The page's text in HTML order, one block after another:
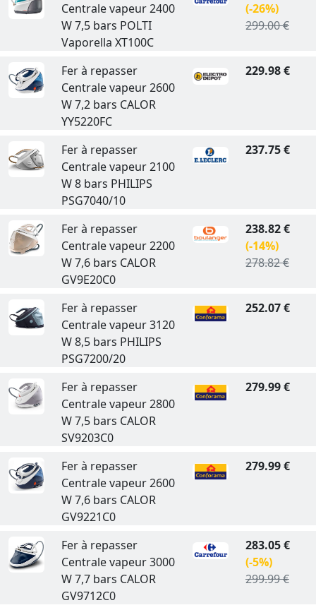
Centrale vapeur 2400
W 7,5 bars POLTI
Vaporella XT100C
(-26%)
299.00 €
Fer à repasser
Centrale vapeur 2600
W 7,2 bars CALOR
YY5220FC
229.98 €
Fer à repasser
Centrale vapeur 2100
W 8 bars PHILIPS
PSG7040/10
237.75 €
Fer à repasser
Centrale vapeur 2200
W 7,6 bars CALOR
GV9E20C0
238.82 €
(-14%)
278.82 €
Fer à repasser
Centrale vapeur 3120
W 8,5 bars PHILIPS
PSG7200/20
252.07 €
Fer à repasser
Centrale vapeur 2800
W 7,5 bars CALOR
SV9203C0
279.99 €
Fer à repasser
Centrale vapeur 2600
W 7,6 bars CALOR
GV9221C0
279.99 €
Fer à repasser
Centrale vapeur 3000
W 7,7 bars CALOR
GV9712C0
283.05 €
(-5%)
299.99 €